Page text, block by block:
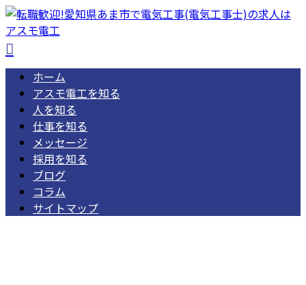
ホーム
アスモ電工を知る
人を知る
仕事を知る
メッセージ
採用を知る
ブログ
コラム
サイトマップ